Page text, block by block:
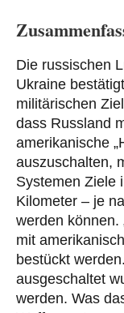
Die russischen
Ukraine
militärischen
dass Russland
amerikanische
auszuschalten,
Systemen Ziele
Kilometer – je
werden können.
mit
bestückt
ausgeschaltet
werden. Was